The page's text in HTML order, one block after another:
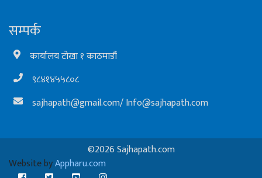
सम्पर्क
कार्यालय टोखा १ काठमाडौं
९८४१४५५८०८
sajhapath@gmail.com/Info@sajhapath.com
©2026 Sajhapath.com
Website byAppharu.com